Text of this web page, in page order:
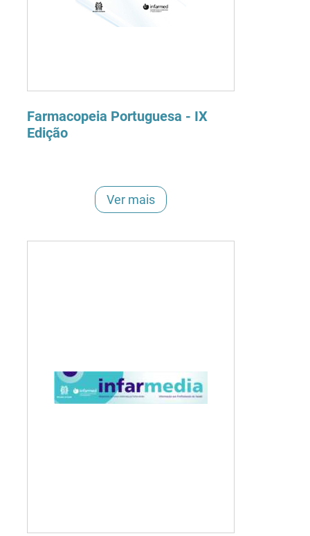
Farmacopeia Portuguesa - IX
Edição
Ver mais